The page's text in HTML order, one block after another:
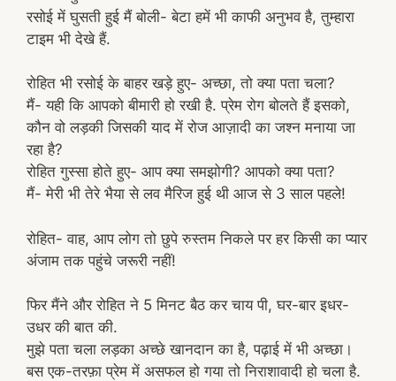
रसोई में घुसती हुई मैं बोली- बेटा हमें भी काफी अनुभव है, तुम्हारा
टाइम भी देखे हैं.
रोहित भी रसोई के बाहर खड़े हुए- अच्छा, तो क्या पता चला?
मैं- यही कि आपको बीमारी हो रखी है. प्रेम रोग बोलते हैं इसको,
कौन वो लड़की जिसकी याद में रोज आज़ादी का जश्न मनाया जा
रहा है?
रोहित गुस्सा होते हुए- आप क्या समझोगी? आपको क्या पता?
मैं- मेरी भी तेरे भैया से लव मैरिज हुई थी आज से 3 साल पहले!
रोहित- वाह, आप लोग तो छुपे रुस्तम निकले पर हर किसी का प्यार
अंजाम तक पहुंचे जरूरी नहीं!
फिर मैंने और रोहित ने 5 मिनट बैठ कर चाय पी, घर-बार इधर-
उधर की बात की.
मुझे पता चला लड़का अच्छे खानदान का है, पढ़ाई में भी अच्छा।
बस एक-तरफ़ा प्रेम में असफल हो गया तो निराशावादी हो चला है.